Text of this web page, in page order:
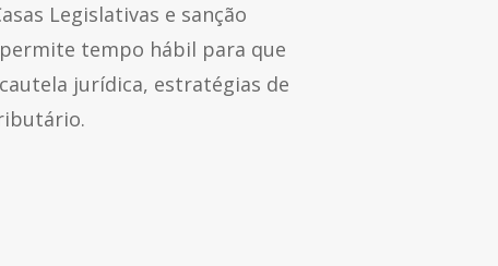
Legislativas e sanção
tempo hábil para que
jurídica, estratégias de